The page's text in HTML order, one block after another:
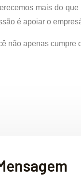
mais do
é apoiar o
não apenas